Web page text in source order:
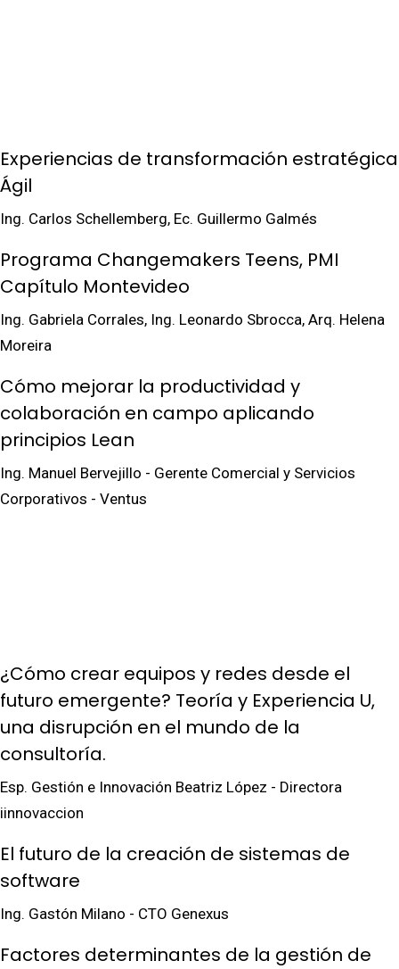
Experiencias de transformación estratégica
Ágil
Ing. Carlos Schellemberg, Ec. Guillermo Galmés
Programa Changemakers Teens, PMI
Capítulo Montevideo
Ing. Gabriela Corrales, Ing. Leonardo Sbrocca, Arq. Helena
Moreira
Cómo mejorar la productividad y
colaboración en campo aplicando
principios Lean
Ing. Manuel Bervejillo - Gerente Comercial y Servicios
Corporativos - Ventus
¿Cómo crear equipos y redes desde el
futuro emergente? Teoría y Experiencia U,
una disrupción en el mundo de la
consultoría.
Esp. Gestión e Innovación Beatriz López - Directora
iinnovaccion
El futuro de la creación de sistemas de
software
Ing. Gastón Milano - CTO Genexus
Factores determinantes de la gestión de